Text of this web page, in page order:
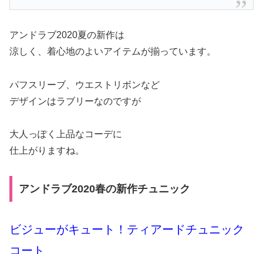
アンドラブ2020夏の新作は
涼しく、着心地のよいアイテムが揃っています。
パフスリーブ、ウエストリボンなど
デザインはラブリーなのですが
大人っぽく上品なコーデに
仕上がりますね。
アンドラブ2020春の新作チュニック
ビジューがキュート！ティアードチュニック
コート